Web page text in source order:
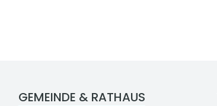
GEMEINDE & RATHAUS